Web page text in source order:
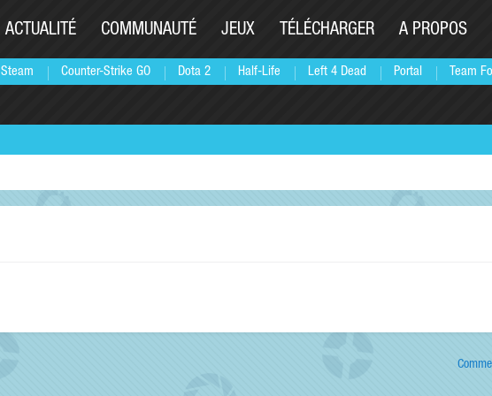
Steam Counter-Strike GO Dota 2 Half-Life Left 4 Dead Portal Team
ACTUALITÉ COMMUNAUTÉ JEUX TÉLÉCHARGER A PROPOS